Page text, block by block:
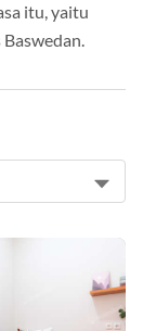
itu, yaitu